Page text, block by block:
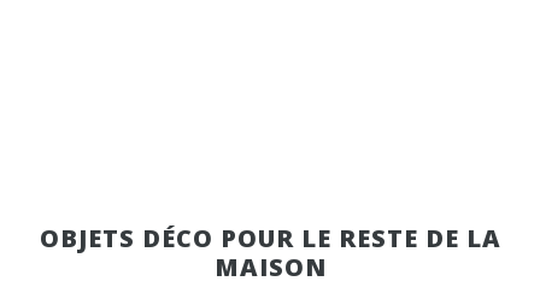
OBJETS DÉCO POUR LE RESTE DE LA
MAISON